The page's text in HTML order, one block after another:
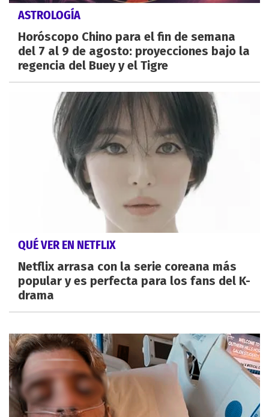
ASTROLOGÍA
Horóscopo Chino para el fin de semana
del 7 al 9 de agosto: proyecciones bajo la
regencia del Buey y el Tigre
QUÉ VER EN NETFLIX
Netflix arrasa con la serie coreana más
popular y es perfecta para los fans del K-
drama